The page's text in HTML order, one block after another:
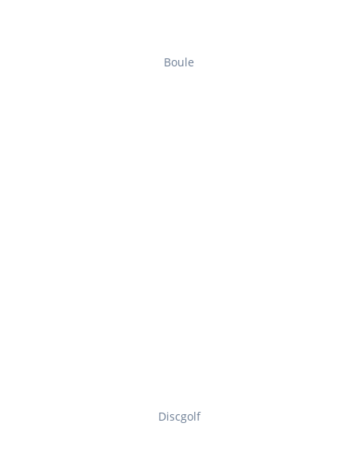
Boule
Discgolf